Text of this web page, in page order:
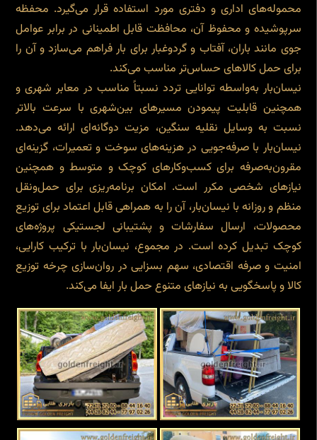
محموله‌های اداری و دفتری مورد استفاده قرار می‌گیرد. محفظه
سرپوشیده و محفوظ آن، محافظت قابل اطمینانی در برابر عوامل
جوی مانند باران، آفتاب و گردوغبار برای بار فراهم می‌سازد و آن را
برای حمل کالاهای حساس‌تر مناسب می‌کند.
نیسان‌بار به‌واسطه توانایی تردد نسبتاً مناسب در معابر شهری و
همچنین قابلیت پیمودن مسیرهای بین‌شهری با سرعت بالاتر
نسبت به وسایل نقلیه سنگین، مزیت دوگانه‌ای ارائه می‌دهد.
نیسان‌بار با صرفه‌جویی در هزینه‌های سوخت و تعمیرات، گزینه‌ای
مقرون‌به‌صرفه برای کسب‌وکارهای کوچک و متوسط و همچنین
نیازهای شخصی مکرر است. امکان برنامه‌ریزی برای حمل‌ونقل
منظم و روزانه با نیسان‌بار، آن را به همراهی قابل اعتماد برای توزیع
محصولات، ارسال سفارشات و پشتیبانی لجستیکی پروژه‌های
کوچک تبدیل کرده است. در مجموع، نیسان‌بار با ترکیب کارایی،
امنیت و صرفه اقتصادی، سهم بسزایی در روان‌سازی چرخه توزیع
کالا و پاسخگویی به نیازهای متنوع حمل بار ایفا می‌کند.